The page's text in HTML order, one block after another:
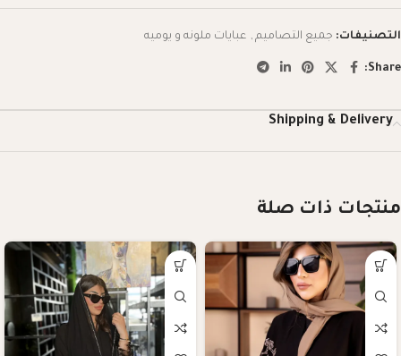
التصنيفات: جميع التصاميم , عبايات ملونه و يوميه
Share:
Shipping & Delivery
منتجات ذات صلة